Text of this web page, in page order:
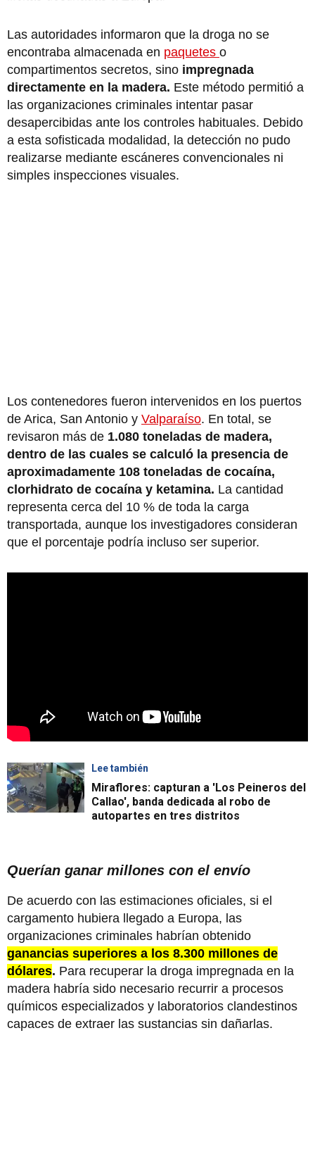
Las autoridades informaron que la droga no se
encontraba almacenada en paquetes o
compartimentos secretos, sino impregnada
directamente en la madera. Este método permitió a
las organizaciones criminales intentar pasar
desapercibidas ante los controles habituales. Debido
a esta sofisticada modalidad, la detección no pudo
realizarse mediante escáneres convencionales ni
simples inspecciones visuales.
Los contenedores fueron intervenidos en los puertos
de Arica, San Antonio y Valparaíso. En total, se
revisaron más de 1.080 toneladas de madera,
dentro de las cuales se calculó la presencia de
aproximadamente 108 toneladas de cocaína,
clorhidrato de cocaína y ketamina. La cantidad
representa cerca del 10 % de toda la carga
transportada, aunque los investigadores consideran
que el porcentaje podría incluso ser superior.
Lee también
Miraflores: capturan a 'Los Peineros del
Callao', banda dedicada al robo de
autopartes en tres distritos
Querían ganar millones con el envío
De acuerdo con las estimaciones oficiales, si el
cargamento hubiera llegado a Europa, las
organizaciones criminales habrían obtenido
ganancias superiores a los 8.300 millones de
dólares. Para recuperar la droga impregnada en la
madera habría sido necesario recurrir a procesos
químicos especializados y laboratorios clandestinos
capaces de extraer las sustancias sin dañarlas.